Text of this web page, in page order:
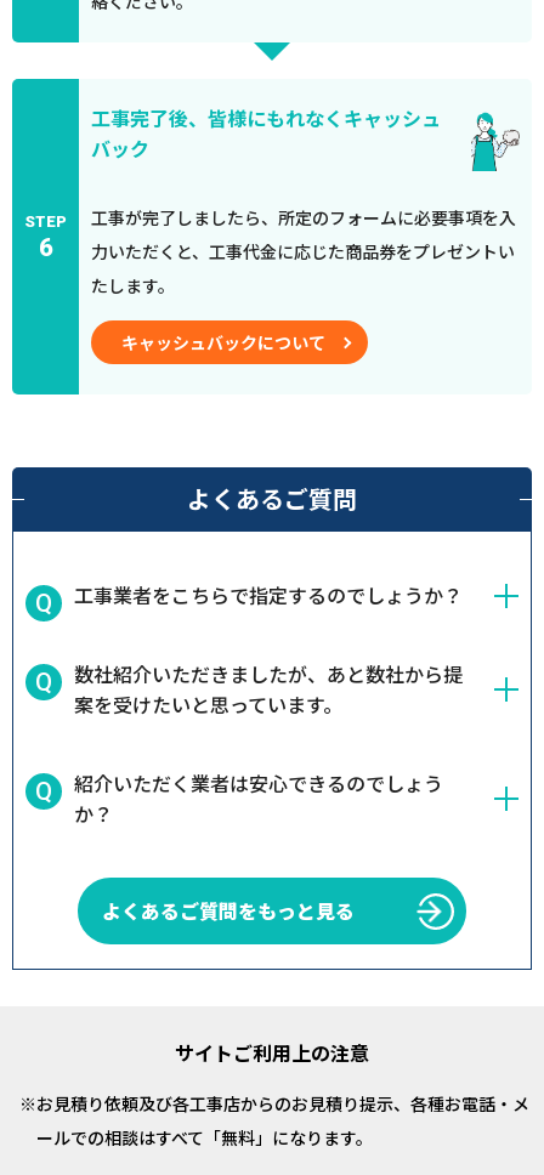
STEP
6
工事完了後、皆様にもれなくキャッシュ
バック
工事が完了しましたら、所定のフォームに必要事項を入
力いただくと、工事代金に応じた商品券をプレゼントい
たします。
キャッシュバックについて
よくあるご質問
工事業者をこちらで指定するのでしょうか？
数社紹介いただきましたが、あと数社から提
案を受けたいと思っています。
紹介いただく業者は安心できるのでしょう
か？
よくあるご質問をもっと見る
サイトご利用上の注意
お見積り依頼及び各工事店からのお見積り提示、各種お電話・メ
ールでの相談はすべて「無料」になります。